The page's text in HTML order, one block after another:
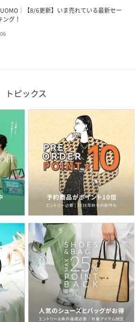
UOMO│【8/6更新】いま売れている最新セー
ング！
トピックス